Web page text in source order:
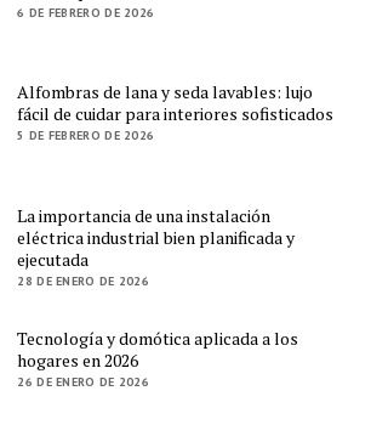
6 DE FEBRERO DE 2026
Alfombras de lana y seda lavables: lujo
fácil de cuidar para interiores sofisticados
5 DE FEBRERO DE 2026
La importancia de una instalación
eléctrica industrial bien planificada y
ejecutada
28 DE ENERO DE 2026
Tecnología y domótica aplicada a los
hogares en 2026
26 DE ENERO DE 2026